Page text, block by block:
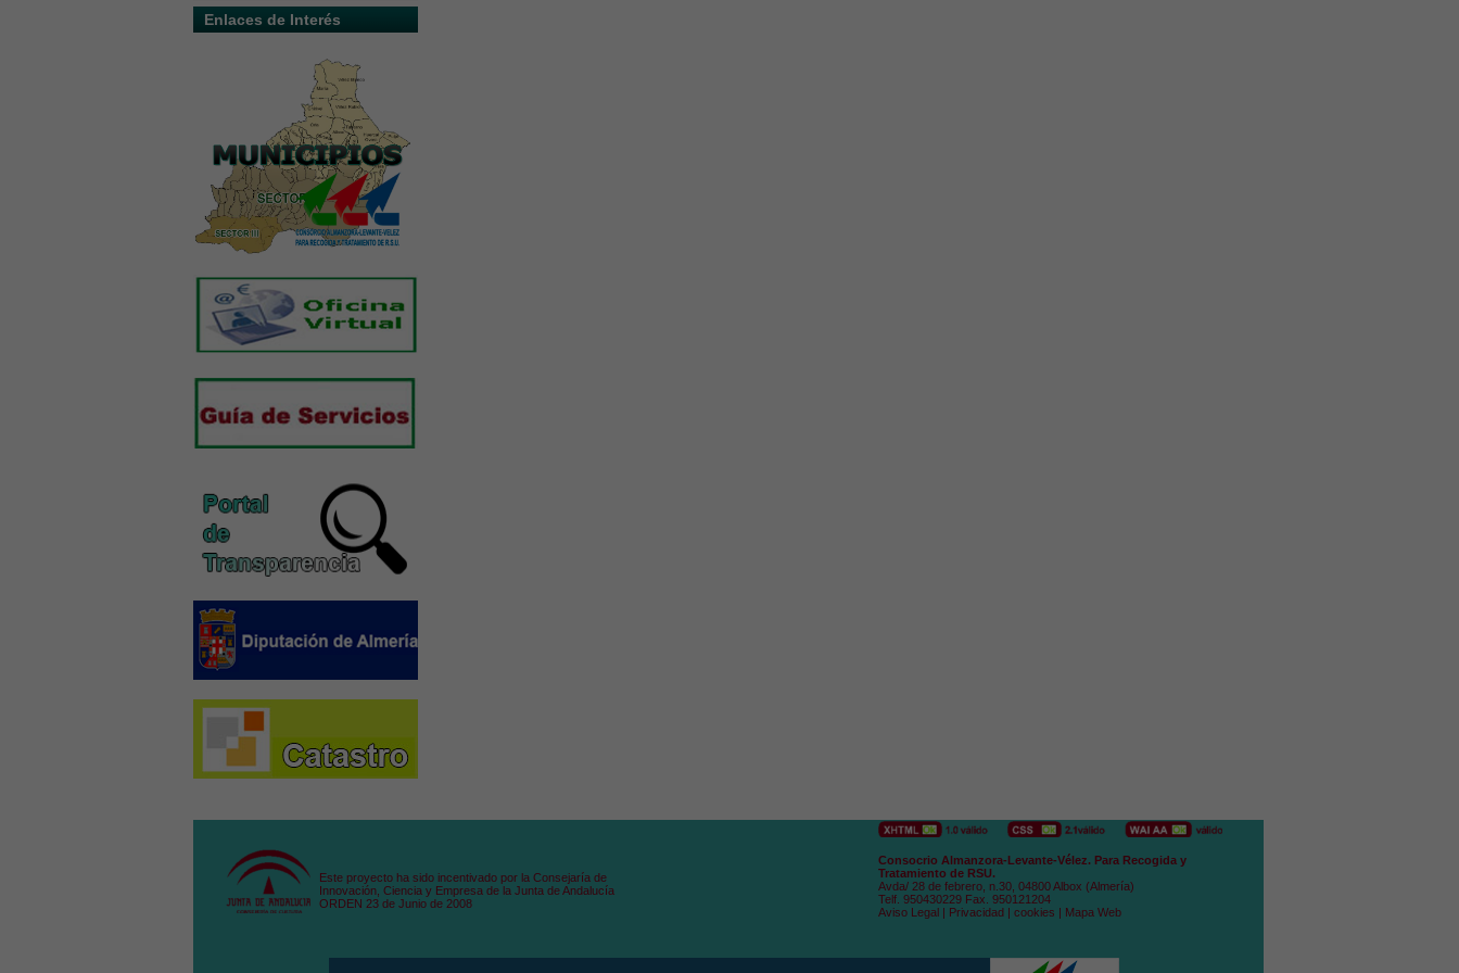
Enlaces de Interés
Este proyecto ha sido incentivado por la Consejaría de
Innovación, Ciencia y Empresa de la Junta de Andalucía
ORDEN 23 de Junio de 2008
Consocrio Almanzora-Levante-Vélez. Para Recogida y
Tratamiento de RSU.
Avda/ 28 de febrero, n.30, 04800 Albox (Almería)
Telf. 950430229 Fax. 950121204
Aviso Legal | Privacidad | cookies | Mapa Web